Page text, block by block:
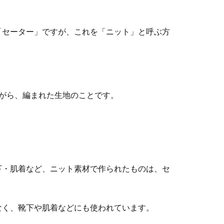
ーター」ですが、これを「ニット」と呼ぶ方
、編まれた生地のことです。
肌着など、ニット素材で作られたものは、セ
、靴下や肌着などにも使われています。